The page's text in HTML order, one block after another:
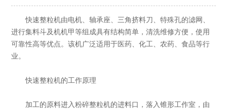
快速整粒机由电机、轴承座、三角挤料刀、特殊孔的滤网、
进行集料斗及机机甲等组成具有结构简单，清洗维修方便，使用
可靠性高等优点。该机广泛适用于医药、化工、农药、食品等行
业。
快速整粒机的工作原理
加工的原料进入粉碎整粒机的进料口，落入锥形工作室，由